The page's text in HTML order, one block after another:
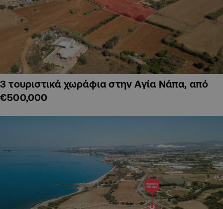
3 τουριστικά χωράφια στην Αγία Νάπα, από
€500,000